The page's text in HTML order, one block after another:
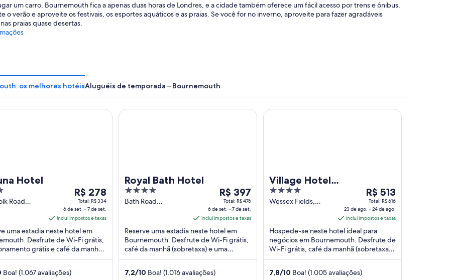
um carro, Bournemouth fica a apenas duas horas de Londres, e a cidade também oferece um fácil acesso por trens e ônibus.
o verão e aproveite os festivais, os esportes aquáticos e as praias. Se você for no inverno, aproveite para fazer agradáveis
praias quase desertas.
os melhores hotéisAluguéis de temporada – Bournemouth
Hotel
Road
O
preço
é
de
R$ 278
por
diária
R$ 278
Total: R$ 334
6 de set. – 7 de set.
inclui impostos e taxas
uma estadia neste hotel em
Desfrute de Wi-Fi grátis,
grátis e café da manhã
Nossos hóspedes elogiam o
Boa! (1.067 avaliações)
Royal Bath Hotel
4
out
Bath Road
O
preço
é
de
R$ 397
por
diária
R$ 397
Total: R$ 476
6 de set. – 7 de set.
inclui impostos e taxas
Reserve uma estadia neste hotel em
Bournemouth. Desfrute de Wi-Fi grátis,
café da manhã (sobretaxa) e uma
academia. Nossos hóspedes elogiam a
7,2/10 Boa! (1.016 avaliações)
Royal Bath Hotel
Village Hotel
Bournemouth
4
out
Wessex Fields,
England
O
preço
é
de
R$ 513
por
diária
R$ 513
Total: R$ 616
23 de ago. – 24 de ago.
inclui impostos e taxas
Hospede-se neste hotel ideal para
negócios em Bournemouth. Desfrute de
Wi-Fi grátis, café da manhã (sobretaxa)
e serviço de quarto. Nossos hóspedes
7,8/10 Boa! (1.005 avaliações)
Village Hotel Bournemouth